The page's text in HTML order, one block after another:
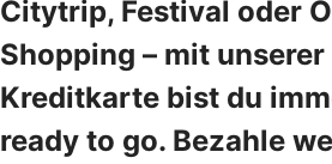
Citytrip, Festival oder
Shopping – mit
Kreditkarte bist du
ready to go. Bezahle